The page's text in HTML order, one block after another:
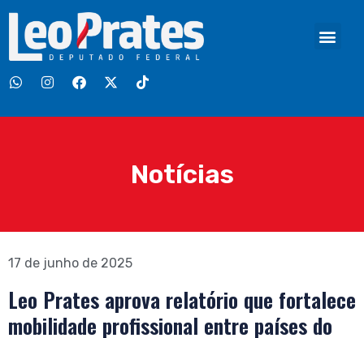
Notícias
17 de junho de 2025
Leo Prates aprova relatório que fortalece
mobilidade profissional entre países do